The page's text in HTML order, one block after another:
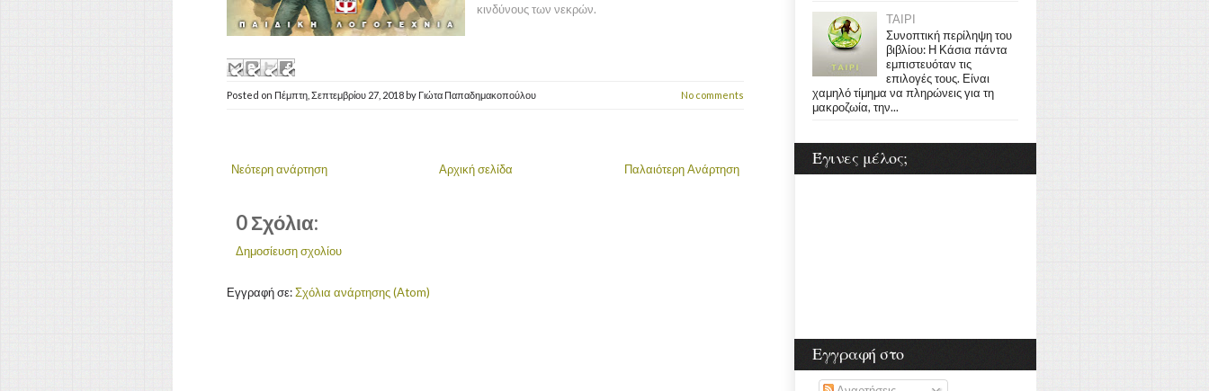
κινδύνους των νεκρών.
Posted on Πέμπτη, Σεπτεμβρίου 27, 2018 by Γιώτα Παπαδημακοπούλου No comments
Νεότερη ανάρτηση Παλαιότερη Ανάρτηση
Αρχική σελίδα
0 Σχόλια:
Δημοσίευση σχολίου
Εγγραφή σε:Σχόλια ανάρτησης (Atom)
ΤΑΙΡΙ
Συνοπτική περίληψη του
βιβλίου: Η Κάσια πάντα
εμπιστευόταν τις
επιλογές τους. Είναι
χαμηλό τίμημα να πληρώνεις για τη
μακροζωία, την...
Έγινες μέλος;
Εγγραφή στο